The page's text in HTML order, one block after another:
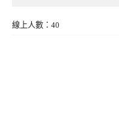
線上人數：40